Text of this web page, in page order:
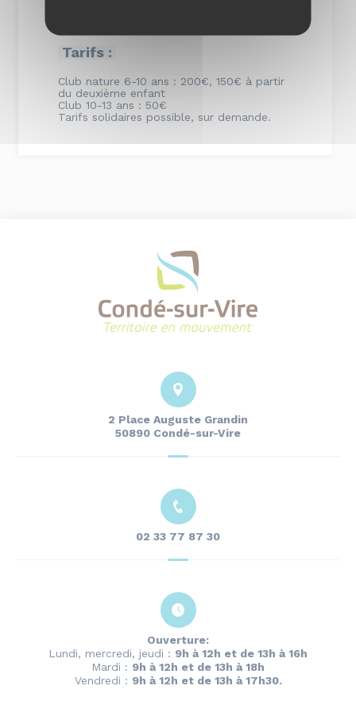
Tarifs :
Club nature 6-10 ans : 200€, 150€ à partir
du deuxième enfant
Club 10-13 ans : 50€
Tarifs solidaires possible, sur demande.
2 Place Auguste Grandin
50890 Condé-sur-Vire
02 33 77 87 30
Ouverture:
Lundi, mercredi, jeudi : 9h à 12h et de 13h à 16h
Mardi : 9h à 12h et de 13h à 18h
Vendredi : 9h à 12h et de 13h à 17h30.